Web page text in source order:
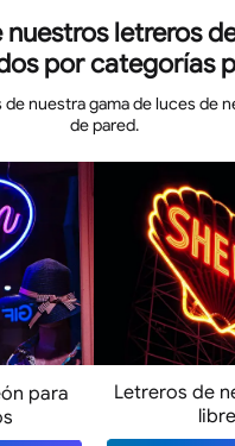
nuestros letreros
por categorías
de nuestra gama de luces de
de pared.
para
Letreros de
libre